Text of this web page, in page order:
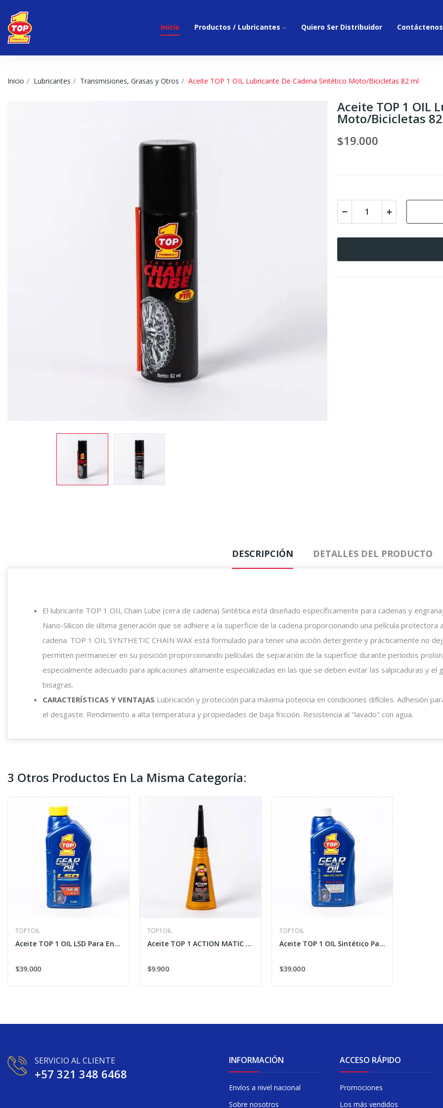
Inicio Productos / Lubricantes Quiero Ser Distribuidor Contáctenos
Inicio Lubricantes Transmisiones, Grasas y Otros Aceite TOP 1 OIL Lubricante De Cadena Sintético Moto/Bicicletas 82 ml
Aceite TOP 1 OIL
Moto/Bicicletas
$19.000
DESCRIPCIÓN DETALLES DEL PRODUCTO
El lubricante TOP 1 OIL Chain Lube (cera de cadena) Sintética está diseñado específicamente para cadenas y
Nano-Silicon de última generación que se adhiere a la superficie de la cadena proporcionando una película
cadena. TOP 1 OIL SYNTHETIC CHAIN ​​WAX está formulado para tener una acción detergente y prácticamente no
permiten permanecer en su posición proporcionando películas de separación de la superficie durante períodos
especialmente adecuado para aplicaciones altamente especializadas en las que se deben evitar las salpicaduras y el
bisagras.
CARACTERÍSTICAS Y VENTAJAS Lubricación y protección para máxima potencia en condiciones difíciles. Adhesión
el desgaste. Rendimiento a alta temperatura y propiedades de baja fricción. Resistencia al "lavado" con agua.
3 Otros Productos En La Misma Categoría:
TOP1OIL
Aceite TOP 1 OIL LSD Para Engranajes 75W-90
$39.000
TOP1OIL
Aceite TOP 1 ACTION MATIC GEAR OIL Para...
$9.900
TOP1OIL
Aceite TOP 1 OIL Sintético Para Engranajes 80W-90
$39.000
SERVICIO AL CLIENTE
+57 321 348 6468
INFORMACIÓN
Envíos a nivel nacional
Sobre nosotros
ACCESO RÁPIDO
Promociones
Los más vendidos